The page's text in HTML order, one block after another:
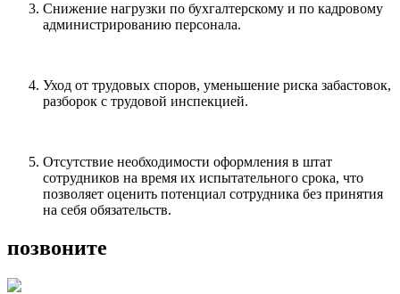
Снижение нагрузки по бухгалтерскому и по кадровому
администрированию персонала.
Уход от трудовых споров, уменьшение риска забастовок,
разборок с трудовой инспекцией.
Отсутствие необходимости оформления в штат
сотрудников на время их испытательного срока, что
позволяет оценить потенциал сотрудника без принятия
на себя обязательств.
позвоните